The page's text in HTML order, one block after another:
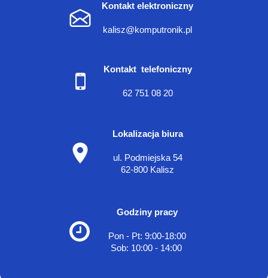
Kontakt elektroniczny
kalisz@komputronik.pl
Kontakt telefoniczny
62 751 08 20
Godziny pracy
Pon - Pt: 9:00-18:00
Sob: 10:00 - 14:00
Lokalizacja biura
ul. Podmiejska 54
62-800 Kalisz